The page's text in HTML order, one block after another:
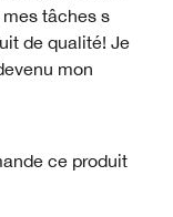
tâches s
de qualité! Je
mon
ce produit